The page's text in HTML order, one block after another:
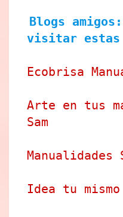
Blogs
visitar estas
Ecobrisa
Arte en tus
Sam
Manualidades
Idea tu mismo